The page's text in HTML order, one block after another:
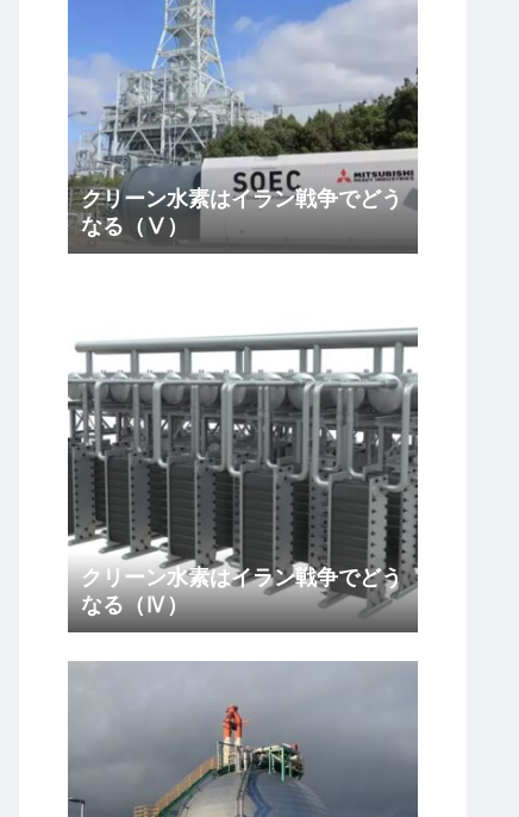
クリーン水素はイラン戦争でどう
なる（Ⅴ）
クリーン水素はイラン戦争でどう
なる（Ⅳ）